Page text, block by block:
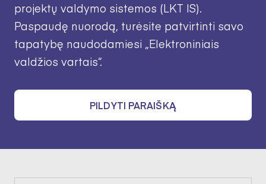
projektų valdymo sistemos (LKT IS).
Paspaudę nuorodą, turėsite patvirtinti savo
tapatybę naudodamiesi „Elektroniniais
valdžios vartais“.
PILDYTI PARAIŠKĄ